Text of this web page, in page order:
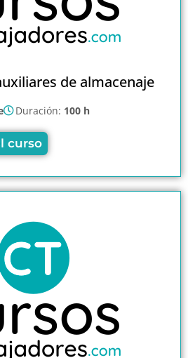
de almacenaje
Duración: 100 h
curso